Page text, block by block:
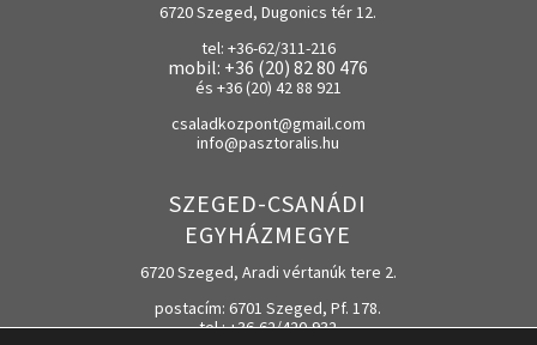
6720 Szeged, Dugonics tér 12.
tel: +36-62/311-216
mobil: +36 (20) 82 80 476
és +36 (20) 42 88 921
csaladkozpont@gmail.com
info@pasztoralis.hu
SZEGED-CSANÁDI
EGYHÁZMEGYE
6720 Szeged, Aradi vértanúk tere 2.
postacím: 6701 Szeged, Pf. 178.
tel.: +36-62/420-932